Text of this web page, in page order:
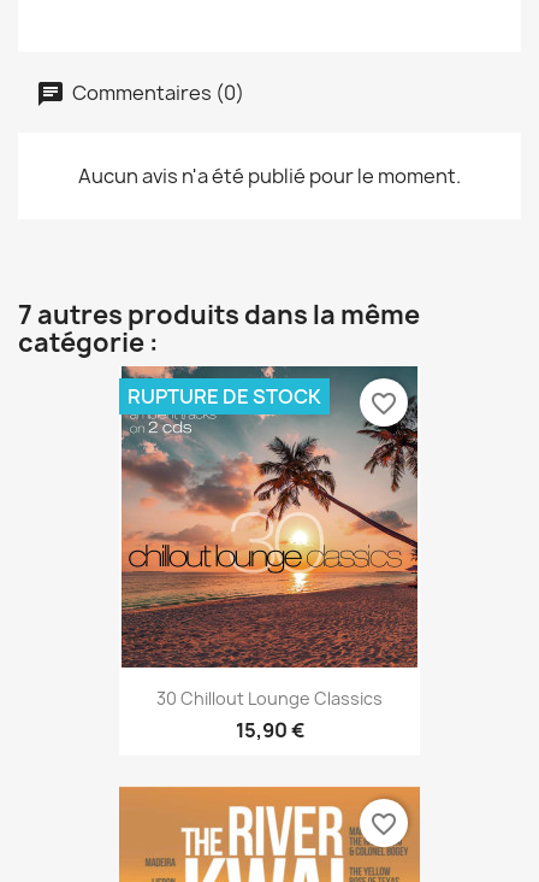
Commentaires (0)
Aucun avis n'a été publié pour le moment.
7 autres produits dans la même
catégorie :
30 Chillout Lounge Classics
15,90 €
RUPTURE DE STOCK favorite_border
favorite_border